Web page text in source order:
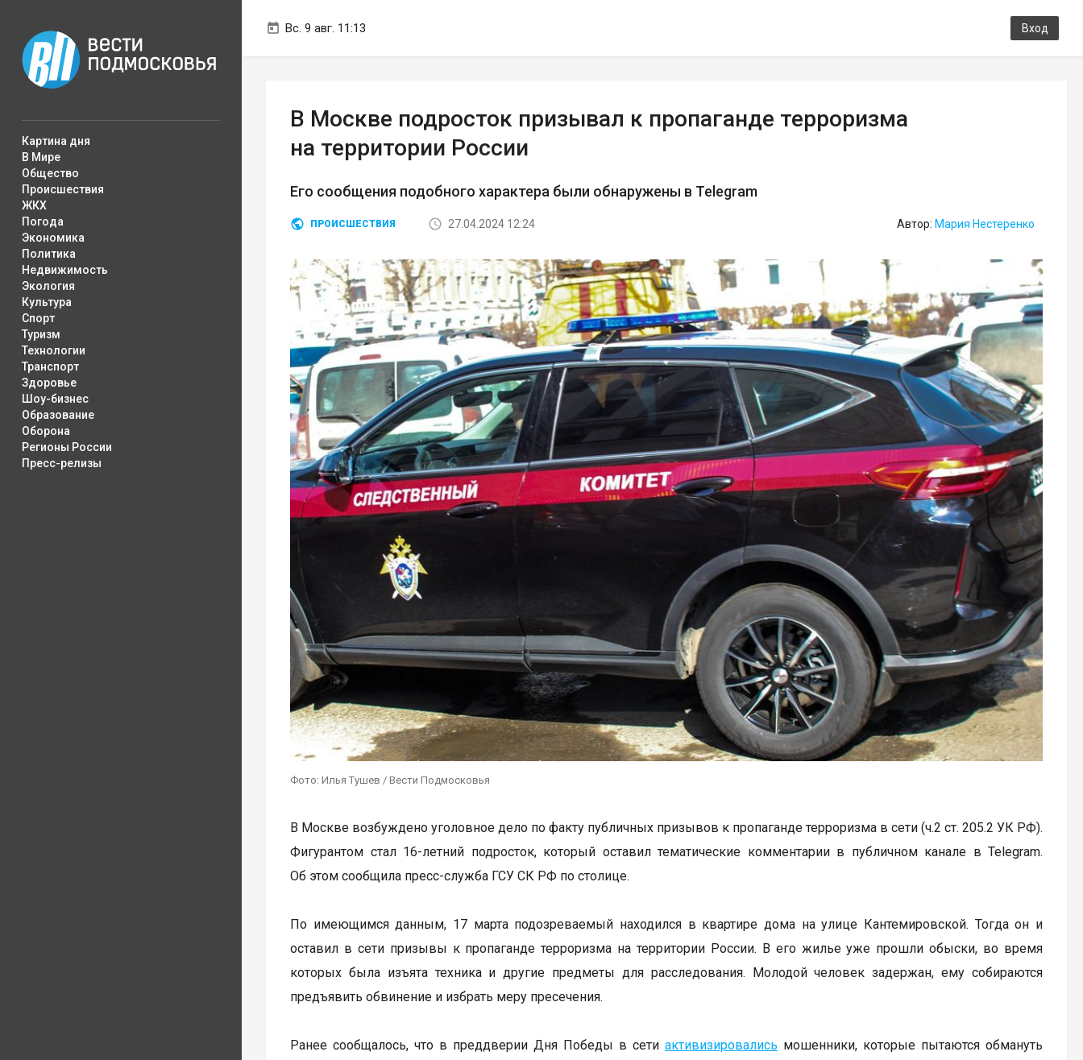
Вс. 9 авг. 11:13 Вход
Картина дня
В Мире
Общество
Происшествия
ЖКХ
Погода
Экономика
Политика
Недвижимость
Экология
Культура
Спорт
Туризм
Технологии
Транспорт
Здоровье
Шоу-бизнес
Образование
Оборона
Регионы России
Пресс-релизы
В Москве подросток призывал к пропаганде терроризма
на территории России
Его сообщения подобного характера были обнаружены в Telegram
ПРОИСШЕСТВИЯ 27.04.2024 12:24 Автор: Мария Нестеренко
Фото: Илья Тушев / Вести Подмосковья
В Москве возбуждено уголовное дело по факту публичных призывов к пропаганде терроризма в сети (ч.2 ст. 205.2 УК РФ).
Фигурантом стал 16-летний подросток, который оставил тематические комментарии в публичном канале в Telegram.
Об этом сообщила пресс-служба ГСУ СК РФ по столице.
По имеющимся данным, 17 марта подозреваемый находился в квартире дома на улице Кантемировской. Тогда он и
оставил в сети призывы к пропаганде терроризма на территории России. В его жилье уже прошли обыски, во время
которых была изъята техника и другие предметы для расследования. Молодой человек задержан, ему собираются
предъявить обвинение и избрать меру пресечения.
Ранее сообщалось, что в преддверии Дня Победы в сети активизировались мошенники, которые пытаются обмануть